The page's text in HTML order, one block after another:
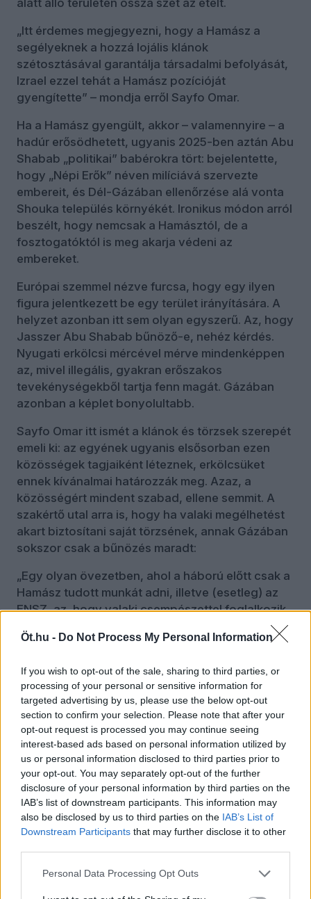
Öt.hu - Do Not Process My Personal Information
If you wish to opt-out of the sale, sharing to third parties, or
processing of your personal or sensitive information for
targeted advertising by us, please use the below opt-out
section to confirm your selection. Please note that after your
opt-out request is processed you may continue seeing
interest-based ads based on personal information utilized by
us or personal information disclosed to third parties prior to
your opt-out. You may separately opt-out of the further
disclosure of your personal information by third parties on the
IAB’s list of downstream participants. This information may
also be disclosed by us to third parties on the IAB’s List of
Downstream Participants that may further disclose it to other
Personal Data Processing Opt Outs
alatt álló területen ossza szét az ételt.
„Itt érdemes megjegyezni, hogy a Hamász a
segélyeknek a hozzá lojális klánok
szétosztásával garantálja társadalmi befolyását,
Izrael ezzel tehát a Hamász pozícióját
gyengítette” – mondja erről Sayfo Omar.
Ha a Hamász gyengült, akkor – valamennyire – a
hadúr erősödhetett, ugyanis 2025-ben aztán Abu
Shabab „politikai” babérokra tört: bejelentette,
hogy „Népi Erők” néven milíciává szervezte
embereit, és Dél-Gázában ellenőrzése alá vonta
Shouka település környékét. Ironikus módon arról
beszélt, hogy nemcsak a Hamásztól, de a
fosztogatóktól is meg akarja védeni az
embereket.
Európai szemmel nézve furcsa, hogy egy ilyen
figura jelentkezett be egy terület irányítására. A
helyzet azonban itt sem olyan egyszerű. Az, hogy
Jasszer Abu Shabab bűnöző-e, nehéz kérdés.
Nyugati erkölcsi mércével mérve mindenképpen
az, mivel illegális, gyakran erőszakos
tevekénységekből tartja fenn magát. Gázában
azonban a képlet bonyolultabb.
Sayfo Omar itt ismét a klánok és törzsek szerepét
emeli ki: az egyének ugyanis elsősorban ezen
közösségek tagjaiként léteznek, erkölcsüket
ennek kívánalmai határozzák meg. Azaz, a
közösségért mindent szabad, ellene semmit. A
szakértő utal arra is, hogy ha valaki megélhetést
akart biztosítani saját törzsének, annak Gázában
sokszor csak a bűnözés maradt:
„Egy olyan övezetben, ahol a háború előtt csak a
Hamász tudott munkát adni, illetve (esetleg) az
ENSZ, az, hogy valaki csempészettel foglalkozik
szükségszerűség, amely családokat tart fenn.”
Ráadásul, a helyi erkölcsi kódex szerint
bűnözőnek csupán az számít, aki saját klánját és
törzsét elárulja, tőlük lop, vagy nekik árt. Aki
viszont – akár illegális eszközökkel – használ
közösségének, mondja a kutató, az nemhogy
nem bűnöző, de elismerésre méltó férfi.
Azaz, Abu Shabab európai értelemben bűnöző,
de a helyi morál szerint „jó beduin”, vagy
legalábbis az szeretne lenni. Ez viszont,
figyelmeztet Sayfo Omar, azt is jelenti, hogy ő
hangsúlyozottan nem palesztin nacionalista vagy
keverő szereplő, mint a Hamász. Ez megkönnyíti